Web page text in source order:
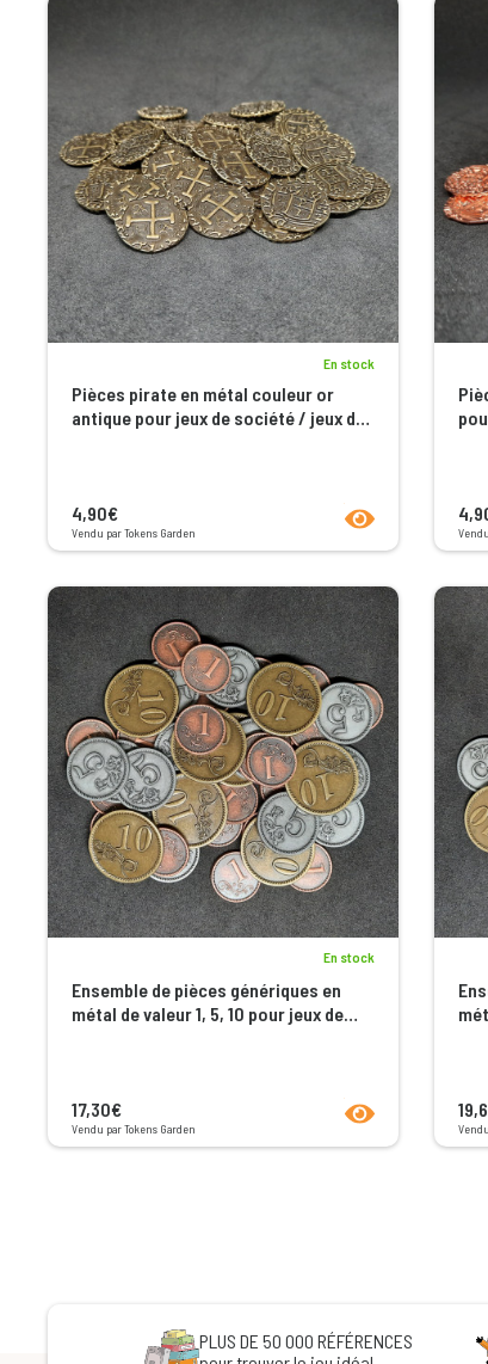
En stock
Pièces pirate en métal couleur or
antique pour jeux de société / jeux de
4,90€
Vendu par Tokens Garden
En stock
Ensemble de pièces génériques en
métal de valeur 1, 5, 10 pour jeux de
17,30€
Vendu par Tokens Garden
PLUS DE 50 000 RÉFÉRENCES